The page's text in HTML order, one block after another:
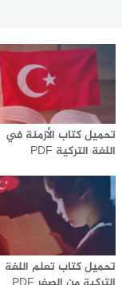
تحميل كتاب الأزمنة في
اللغة التركية PDF
تحميل كتاب تعلم اللغة